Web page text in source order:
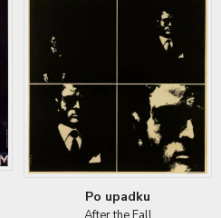
Po upadku